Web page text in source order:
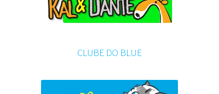
CLUBE DO BLUE